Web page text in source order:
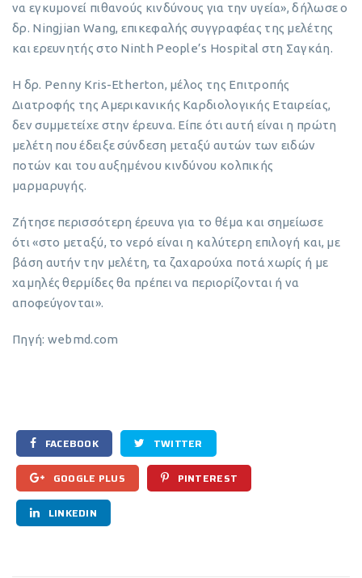
να εγκυμονεί πιθανούς κινδύνους για την υγεία», δήλωσε ο
δρ. Ningjian Wang, επικεφαλής συγγραφέας της μελέτης
και ερευνητής στο Ninth People’s Hospital στη Σαγκάη.
Η δρ. Penny Kris-Etherton, μέλος της Επιτροπής
Διατροφής της Αμερικανικής Καρδιολογικής Εταιρείας,
δεν συμμετείχε στην έρευνα. Είπε ότι αυτή είναι η πρώτη
μελέτη που έδειξε σύνδεση μεταξύ αυτών των ειδών
ποτών και του αυξημένου κινδύνου κολπικής
μαρμαρυγής.
Ζήτησε περισσότερη έρευνα για το θέμα και σημείωσε
ότι «στο μεταξύ, το νερό είναι η καλύτερη επιλογή και, με
βάση αυτήν την μελέτη, τα ζαχαρούχα ποτά χωρίς ή με
χαμηλές θερμίδες θα πρέπει να περιορίζονται ή να
αποφεύγονται».
Πηγή: webmd.com
FACEBOOK TWITTER
GOOGLE PLUS PINTEREST
LINKEDIN